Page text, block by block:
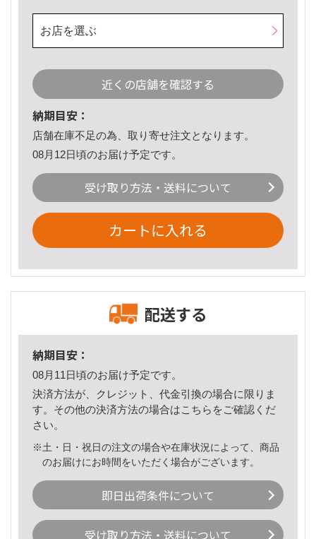
お店を選ぶ
近くの店舗を確認する
納期目安：
店舗在庫不足の為、取り寄せ注文となります。
08月12日頃のお届け予定です。
受け取り方法・送料について
カートに入れる
配送する
納期目安：
08月11日頃のお届け予定です。
決済方法が、クレジット、代金引換の場合に限りま
す。その他の決済方法の場合はこちら をご確認くだ
さい。
※土・日・祝日の注文の場合や在庫状況によって、商品
のお届けにお時間をいただく場合がございます。
即日出荷条件について
受け取り方法・送料について